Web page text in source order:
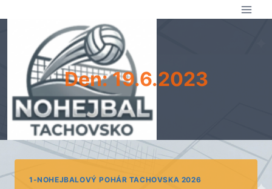
Den: 19.6.2023
1-NOHEJBALOVÝ POHÁR TACHOVSKA 2026